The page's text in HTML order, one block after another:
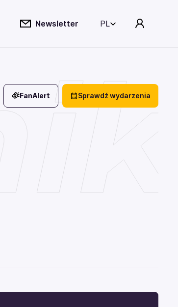
Newsletter PL
FanAlert Sprawdź wydarzenia